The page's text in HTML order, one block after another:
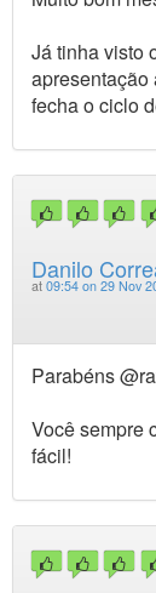
Já tinha visto
apresentação
fecha o ciclo
Danilo
at 09:54 on 29 Nov
Parabéns
Você sempre
fácil!